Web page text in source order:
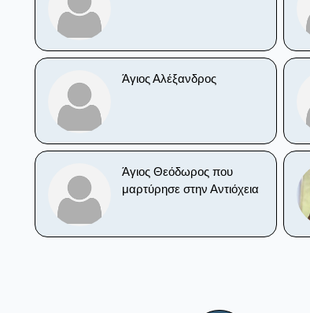
Άγιος Αλέξανδρος
Άγιος Θεόδωρος που
μαρτύρησε στην Αντιόχεια